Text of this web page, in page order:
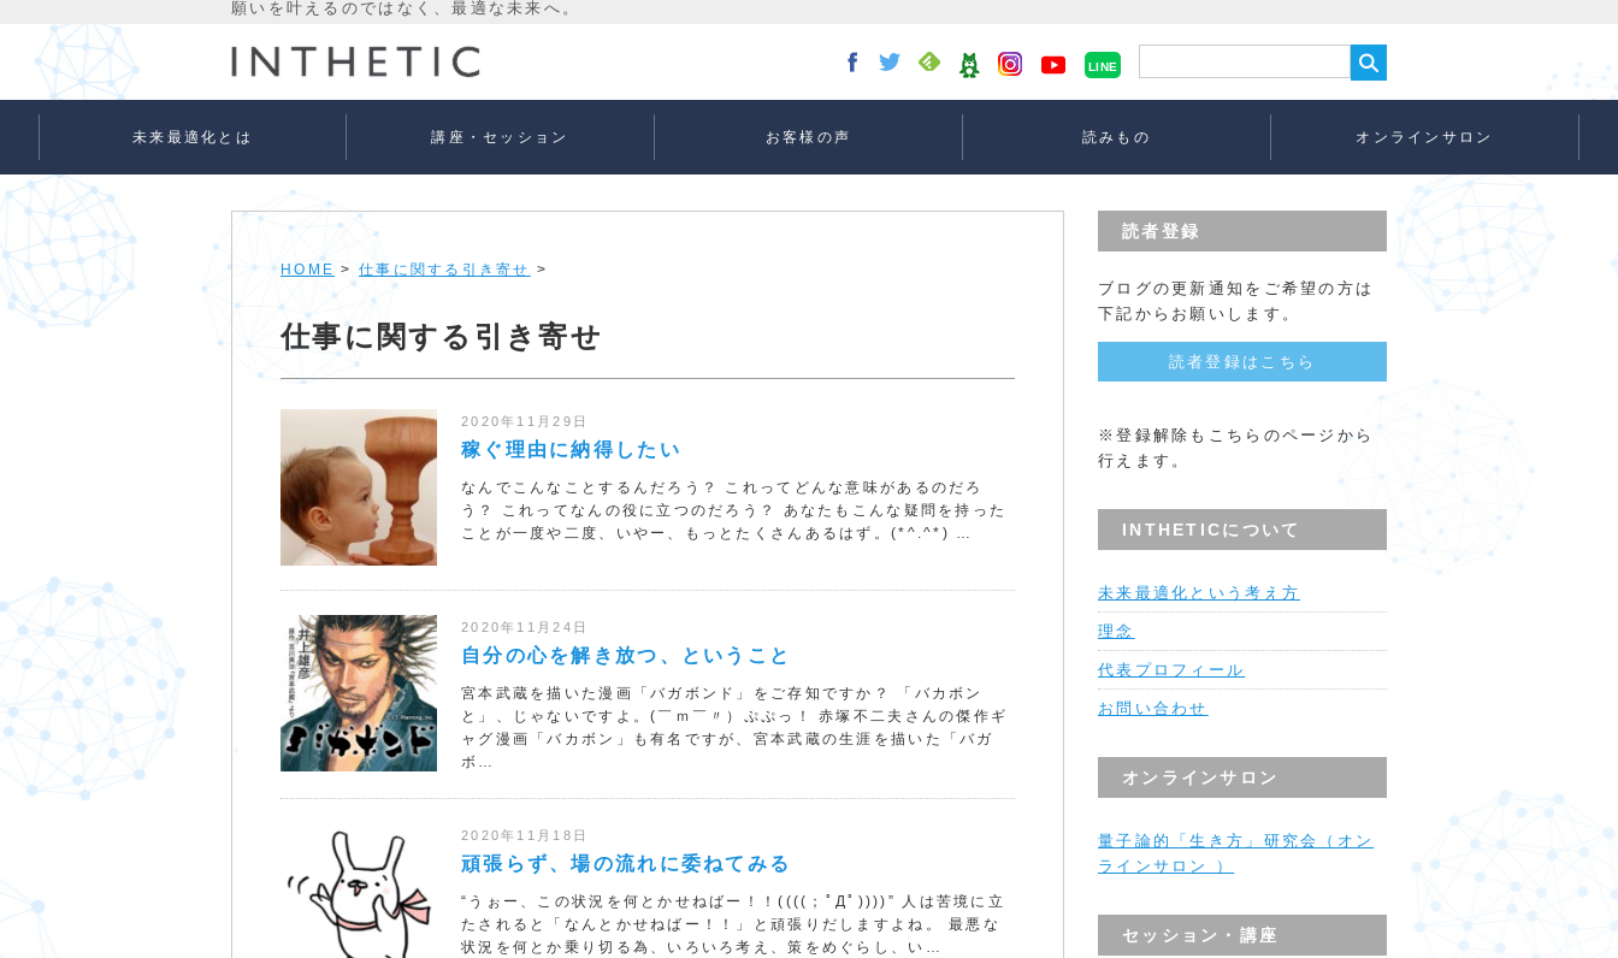
LINE
未来最適化とは 講座・セッション お客様の声 読みもの オンラインサロン
HOME > 仕事に関する引き寄せ >
仕事に関する引き寄せ
2020年11月29日
稼ぐ理由に納得したい
なんでこんなことするんだろう？ これってどんな意味があるのだろ
う？ これってなんの役に立つのだろう？ あなたもこんな疑問を持った
ことが一度や二度、いやー、もっとたくさんあるはず。(*^.^*) …
2020年11月24日
自分の心を解き放つ、ということ
宮本武蔵を描いた漫画「バガボンド」をご存知ですか？ 「バカボン
と」、じゃないですよ。(￣ｍ￣〃）ぷぷっ！ 赤塚不二夫さんの傑作ギ
ャグ漫画「バカボン」も有名ですが、宮本武蔵の生涯を描いた「バガ
ボ…
2020年11月18日
頑張らず、場の流れに委ねてみる
“うぉー、この状況を何とかせねばー！！((((；ﾟДﾟ))))” 人は苦境に立
たされると「なんとかせねばー！！」と頑張りだしますよね。 最悪な
状況を何とか乗り切る為、いろいろ考え、策をめぐらし、い…
読者登録
ブログの更新通知をご希望の方は
下記からお願いします。
読者登録はこちら
※登録解除もこちらのページから
行えます。
INTHETICについて
未来最適化という考え方
理念
代表プロフィール
お問い合わせ
オンラインサロン
量子論的「生き方」研究会（オン
ラインサロン ）
セッション・講座